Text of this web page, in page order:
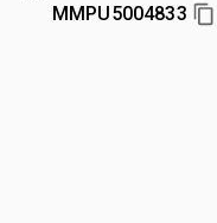
MMPU5004833